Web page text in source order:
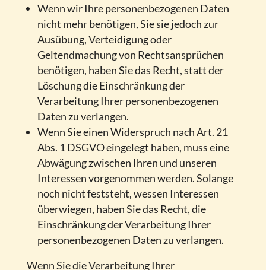
Wenn wir Ihre personenbezogenen Daten
nicht mehr benötigen, Sie sie jedoch zur
Ausübung, Verteidigung oder
Geltendmachung von Rechtsansprüchen
benötigen, haben Sie das Recht, statt der
Löschung die Einschränkung der
Verarbeitung Ihrer personenbezogenen
Daten zu verlangen.
Wenn Sie einen Widerspruch nach Art. 21
Abs. 1 DSGVO eingelegt haben, muss eine
Abwägung zwischen Ihren und unseren
Interessen vorgenommen werden. Solange
noch nicht feststeht, wessen Interessen
überwiegen, haben Sie das Recht, die
Einschränkung der Verarbeitung Ihrer
personenbezogenen Daten zu verlangen.
Wenn Sie die Verarbeitung Ihrer